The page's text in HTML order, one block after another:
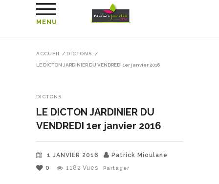
MENU
ACCUEIL / DICTONS /
LE DICTON JARDINIER DU VENDREDI 1er janvier 2016
DICTONS
LE DICTON JARDINIER DU
VENDREDI 1er janvier 2016
1 JANVIER 2016
Patrick Mioulane
0
1182 Vues Partager